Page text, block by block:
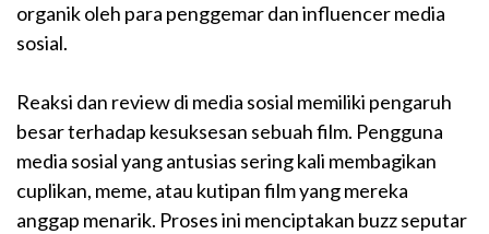
organik oleh para penggemar dan influencer media
sosial.
Reaksi dan review di media sosial memiliki pengaruh
besar terhadap kesuksesan sebuah film. Pengguna
media sosial yang antusias sering kali membagikan
cuplikan, meme, atau kutipan film yang mereka
anggap menarik. Proses ini menciptakan buzz seputar